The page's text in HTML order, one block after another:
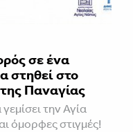
σε ένα
στηθεί στο
Παναγίας
την Αγία
όμορφες στιγμές!